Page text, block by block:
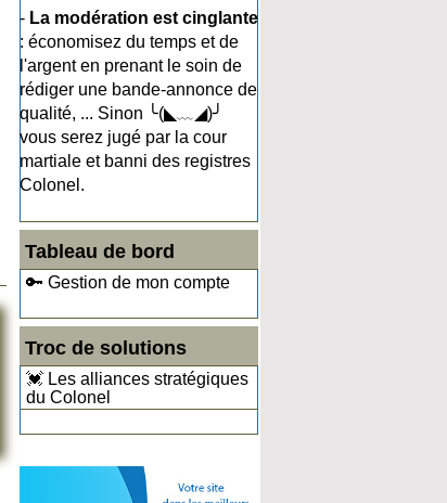
- La modération est cinglante
: économisez du temps et de
l'argent en prenant le soin de
rédiger une bande-annonce de
qualité, ... Sinon ╰(◣﹏◢)╯
vous serez jugé par la cour
martiale et banni des registres
Colonel.
Tableau de bord
🔑 Gestion de mon compte
Troc de solutions
💓 Les alliances stratégiques
du Colonel